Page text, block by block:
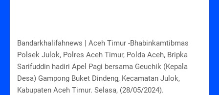
Bandarkhalifahnews | Aceh Timur -Bhabinkamtibmas
Polsek Julok, Polres Aceh Timur, Polda Aceh, Bripka
Sarifuddin hadiri Apel Pagi bersama Geuchik (Kepala
Desa) Gampong Buket Dindeng, Kecamatan Julok,
Kabupaten Aceh Timur. Selasa, (28/05/2024).